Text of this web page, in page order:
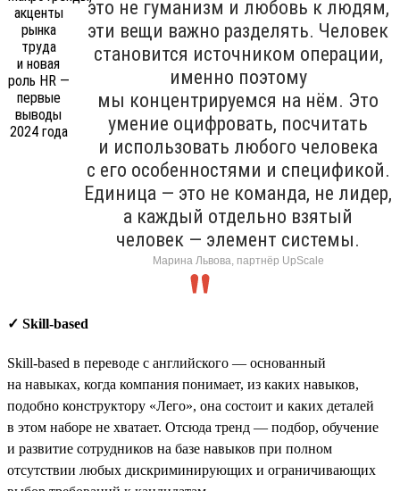
это не гуманизм и любовь к людям,
эти вещи важно разделять. Человек
становится источником операции,
именно поэтому
мы концентрируемся на нём. Это
умение оцифровать, посчитать
и использовать любого человека
с его особенностями и спецификой.
Единица — это не команда, не лидер,
а каждый отдельно взятый
человек — элемент системы.
Марина Львова, партнёр UpScale
✓ Skill-based
Skill-based в переводе с английского — основанный
на навыках, когда компания понимает, из каких навыков,
подобно конструктору «Лего», она состоит и каких деталей
в этом наборе не хватает. Отсюда тренд — подбор, обучение
и развитие сотрудников на базе навыков при полном
отсутствии любых дискриминирующих и ограничивающих